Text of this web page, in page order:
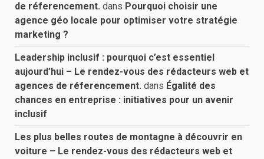
de réferencement. dans Pourquoi choisir une
agence géo locale pour optimiser votre stratégie
marketing ?
Leadership inclusif : pourquoi c’est essentiel
aujourd’hui – Le rendez-vous des rédacteurs web et
agences de réferencement. dans Égalité des
chances en entreprise : initiatives pour un avenir
inclusif
Les plus belles routes de montagne à découvrir en
voiture – Le rendez-vous des rédacteurs web et